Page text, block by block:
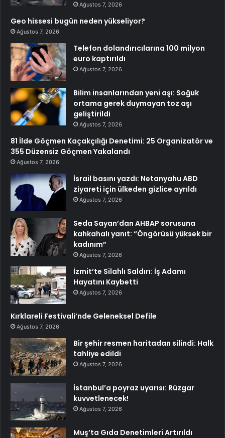
Ağustos 7, 2026
Geo hissesi bugün neden yükseliyor?
Ağustos 7, 2026
Telefon dolandırıcılarına 100 milyon
euro kaptırıldı
Ağustos 7, 2026
Bilim insanlarından yeni aşı: Soğuk
ortama gerek duymayan toz aşı
geliştirildi
Ağustos 7, 2026
81 İlde Göçmen Kaçakçılığı Denetimi: 25 Organizatör ve
355 Düzensiz Göçmen Yakalandı
Ağustos 7, 2026
İsrail basını yazdı: Netanyahu ABD
ziyareti için ülkeden gizlice ayrıldı
Ağustos 7, 2026
Seda Sayan’dan AHBAP sorusuna
kahkahalı yanıt: “Öngörüsü yüksek bir
kadınım”
Ağustos 7, 2026
İzmit’te Silahlı Saldırı: İş Adamı
Hayatını Kaybetti
Ağustos 7, 2026
Kırklareli Festivali’nde Geleneksel Defile
Ağustos 7, 2026
Bir şehir resmen haritadan silindi: Halk
tahliye edildi
Ağustos 7, 2026
İstanbul’a poyraz uyarısı: Rüzgar
kuvvetlenecek!
Ağustos 7, 2026
Muş’ta Gıda Denetimleri Artırıldı